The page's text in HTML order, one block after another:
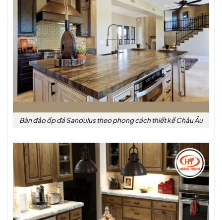
Bàn đảo ốp đá Sandulus theo phong cách thiết kế Châu Âu